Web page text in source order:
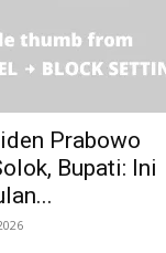
Prabowo
Bupati: Ini